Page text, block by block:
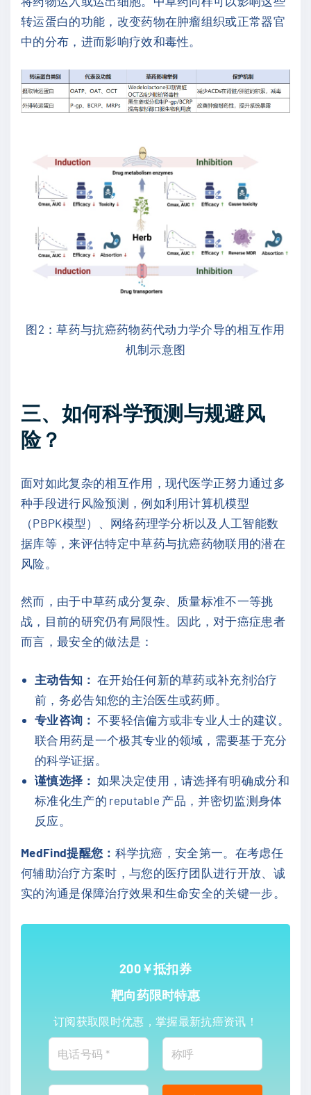
转运蛋白的功能，改变药物在肿瘤组织或正常器官
中的分布，进而影响疗效和毒性。
图2：草药与抗癌药物药代动力学介导的相互作用
机制示意图
三、如何科学预测与规避风
险？
面对如此复杂的相互作用，现代医学正努力通过多
种手段进行风险预测，例如利用计算机模型
（PBPK模型）、网络药理学分析以及人工智能数
据库等，来评估特定中草药与抗癌药物联用的潜在
风险。
然而，由于中草药成分复杂、质量标准不一等挑
战，目前的研究仍有局限性。因此，对于癌症患者
而言，最安全的做法是：
主动告知： 在开始任何新的草药或补充剂治疗
前，务必告知您的主治医生或药师。
专业咨询： 不要轻信偏方或非专业人士的建议。
联合用药是一个极其专业的领域，需要基于充分
的科学证据。
谨慎选择： 如果决定使用，请选择有明确成分和
标准化生产的 reputable 产品，并密切监测身体
反应。
MedFind提醒您： 科学抗癌，安全第一。在考虑任
何辅助治疗方案时，与您的医疗团队进行开放、诚
实的沟通是保障治疗效果和生命安全的关键一步。
200￥抵扣券
靶向药限时特惠
订阅获取限时优惠，掌握最新抗癌资讯！